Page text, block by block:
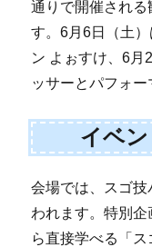
通りで開催され
す。6月6日（土
ン よぉすけ、6月
ッサーとパフォー
イベ
会場では、スゴ
われます。特別
ら直接学べる「